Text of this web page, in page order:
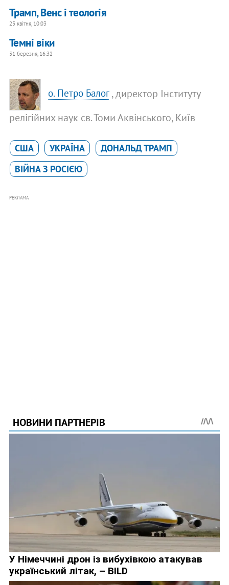
Трамп, Венс і теологія
23 квітня, 10:03
Темні віки
31 березня, 16:32
о. Петро Балог , директор Інституту
релігійних наук св. Томи Аквінського, Київ
США УКРАЇНА
ДОНАЛЬД ТРАМП
ВІЙНА З РОСІЄЮ
РЕКЛАМА